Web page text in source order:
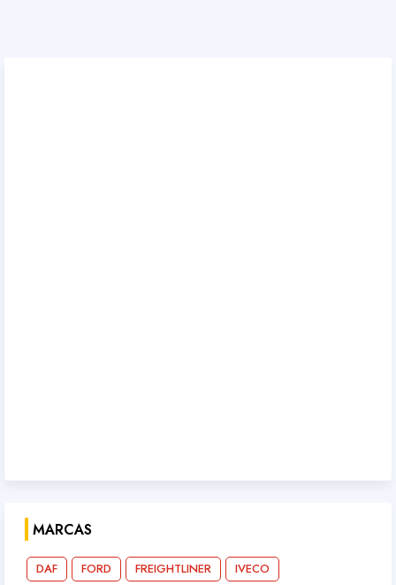
MARCAS
DAF FORD FREIGHTLINER
IVECO